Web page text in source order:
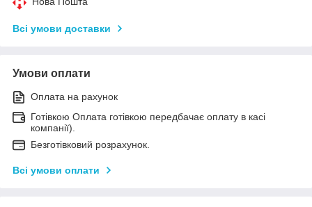
Всі умови доставки
Умови оплати
Оплата на рахунок
Готівкою Оплата готівкою передбачає оплату в касі
компанії).
Безготівковий розрахунок.
Всі умови оплати